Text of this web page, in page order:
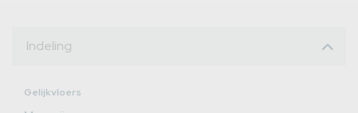
Indeling
Gelijkvloers